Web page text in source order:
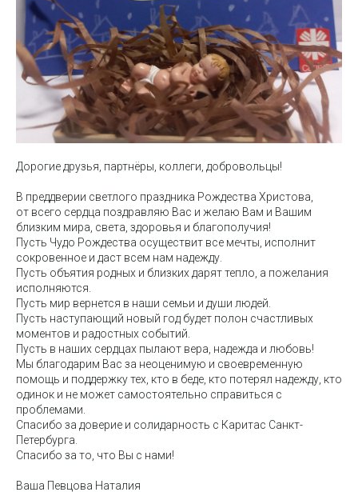
Дорогие друзья, партнёры, коллеги, добровольцы!
В преддверии светлого праздника Рождества Христова,
от всего сердца поздравляю Вас и желаю Вам и Вашим
близким мира, света, здоровья и благополучия!
Пусть Чудо Рождества осуществит все мечты, исполнит
сокровенное и даст всем нам надежду.
Пусть объятия родных и близких дарят тепло, а пожелания
исполняются.
Пусть мир вернется в наши семьи и души людей.
Пусть наступающий новый год будет полон счастливых
моментов и радостных событий.
Пусть в наших сердцах пылают вера, надежда и любовь!
Мы благодарим Вас за неоценимую и своевременную
помощь и поддержку тех, кто в беде, кто потерял надежду, кто
одинок и не может самостоятельно справиться с
проблемами.
Спасибо за доверие и солидарность с Каритас Санкт-
Петербурга.
Спасибо за то, что Вы с нами!
Ваша Певцова Наталия